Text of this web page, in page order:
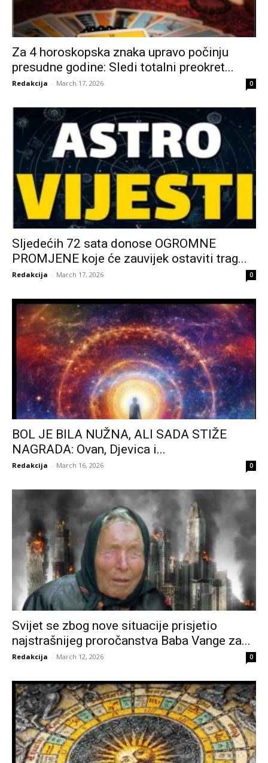
Za 4 horoskopska znaka upravo počinju
presudne godine: Sledi totalni preokret...
Redakcija - March 17, 2026 0
Sljedećih 72 sata donose OGROMNE
PROMJENE koje će zauvijek ostaviti trag...
Redakcija - March 17, 2026 0
BOL JE BILA NUŽNA, ALI SADA STIŽE
NAGRADA: Ovan, Djevica i...
Redakcija - March 16, 2026 0
Svijet se zbog nove situacije prisjetio
najstrašnijeg proročanstva Baba Vange za...
Redakcija - March 12, 2026 0